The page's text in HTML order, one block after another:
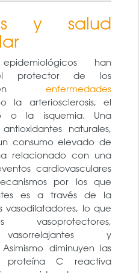
y salud
han
protector de los
en enfermedades
la arteriosclerosis, el
o la isquemia. Una
naturales,
consumo elevado de
relacionado con una
cardiovasculares
por los que
es a través de la
lo que
vasoprotectores,
vasorrelajantes y
diminuyen las
proteína C reactiva